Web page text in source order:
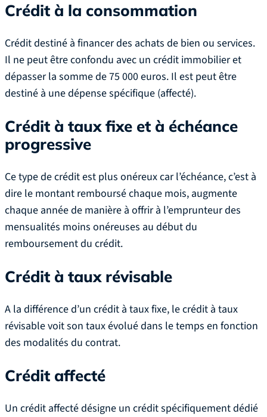
Crédit à la consommation
Crédit destiné à financer des achats de bien ou services.
Il ne peut être confondu avec un crédit immobilier et
dépasser la somme de 75 000 euros. Il est peut être
destiné à une dépense spécifique (affecté).
Crédit à taux fixe et à échéance
progressive
Ce type de crédit est plus onéreux car l’échéance, c’est à
dire le montant remboursé chaque mois, augmente
chaque année de manière à offrir à l’emprunteur des
mensualités moins onéreuses au début du
remboursement du crédit.
Crédit à taux révisable
A la différence d’un crédit à taux fixe, le crédit à taux
révisable voit son taux évolué dans le temps en fonction
des modalités du contrat.
Crédit affecté
Un crédit affecté désigne un crédit spécifiquement dédié